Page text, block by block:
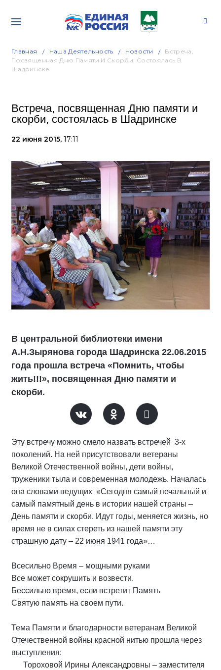
Главная Наша Деятельность Новости
Встреча,
Посвященная Дню Памяти И Скорби, Состоялась В
Шадринске
Встреча, посвященная Дню памяти и
скорби, состоялась в Шадринске
22 июня 2015, 17:11
В центральной библиотеки имени
А.Н.Зырянова города Шадринска 22.06.2015
года прошла встреча «Помнить, чтобы
жить!!!», посвященная Дню памяти и
скорби.
Эту встречу можно смело назвать встречей 3-х
поколений. На ней присутствовали ветераны
Великой Отечественной войны, дети войны,
труженики тыла и современная молодежь. Началась
она словами ведущих «Сегодня самый печальный и
самый памятный день в истории нашей страны –
День памяти и скорби. Идут годы, меняется жизнь, но
время не в силах стереть из нашей памяти эту
страшную дату – 22 июня 1941 года»…
Всесильно Время – мощными руками
Все может сокрушить и возвести.
Бессильно время, если встретит Память
Святую память на своем пути.
Тема Памяти и благодарности ветеранам Великой
Отечественной войны красной нитью прошла через
выступления:
Тороховой Ирины Александровны – заместителя